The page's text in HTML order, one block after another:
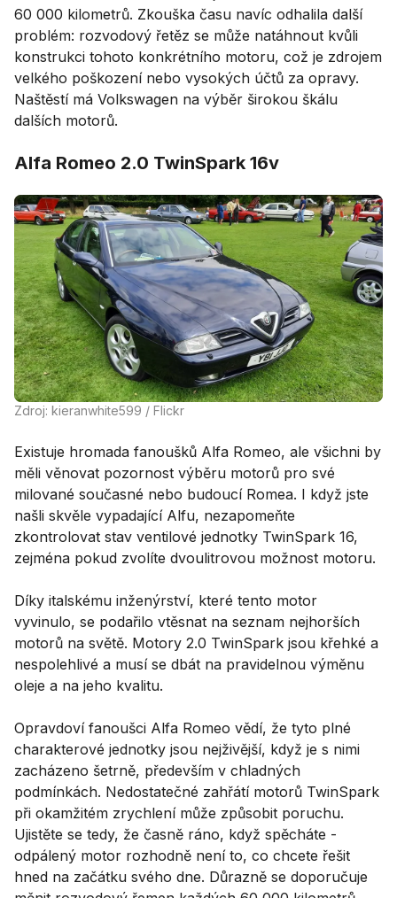
60 000 kilometrů. Zkouška času navíc odhalila další
problém: rozvodový řetěz se může natáhnout kvůli
konstrukci tohoto konkrétního motoru, což je zdrojem
velkého poškození nebo vysokých účtů za opravy.
Naštěstí má Volkswagen na výběr širokou škálu
dalších motorů.
Alfa Romeo 2.0 TwinSpark 16v
Zdroj: kieranwhite599 / Flickr
Existuje hromada fanoušků Alfa Romeo, ale všichni by
měli věnovat pozornost výběru motorů pro své
milované současné nebo budoucí Romea. I když jste
našli skvěle vypadající Alfu, nezapomeňte
zkontrolovat stav ventilové jednotky TwinSpark 16,
zejména pokud zvolíte dvoulitrovou možnost motoru.
Díky italskému inženýrství, které tento motor
vyvinulo, se podařilo vtěsnat na seznam nejhorších
motorů na světě. Motory 2.0 TwinSpark jsou křehké a
nespolehlivé a musí se dbát na pravidelnou výměnu
oleje a na jeho kvalitu.
Opravdoví fanoušci Alfa Romeo vědí, že tyto plné
charakterové jednotky jsou nejživější, když je s nimi
zacházeno šetrně, především v chladných
podmínkách. Nedostatečné zahřátí motorů TwinSpark
při okamžitém zrychlení může způsobit poruchu.
Ujistěte se tedy, že časně ráno, když spěcháte -
odpálený motor rozhodně není to, co chcete řešit
hned na začátku svého dne. Důrazně se doporučuje